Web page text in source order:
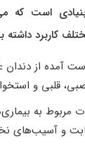
است که
کاربرد داشته
آمده از دندان
قلبی و
مربوط به
و آسیب‌های